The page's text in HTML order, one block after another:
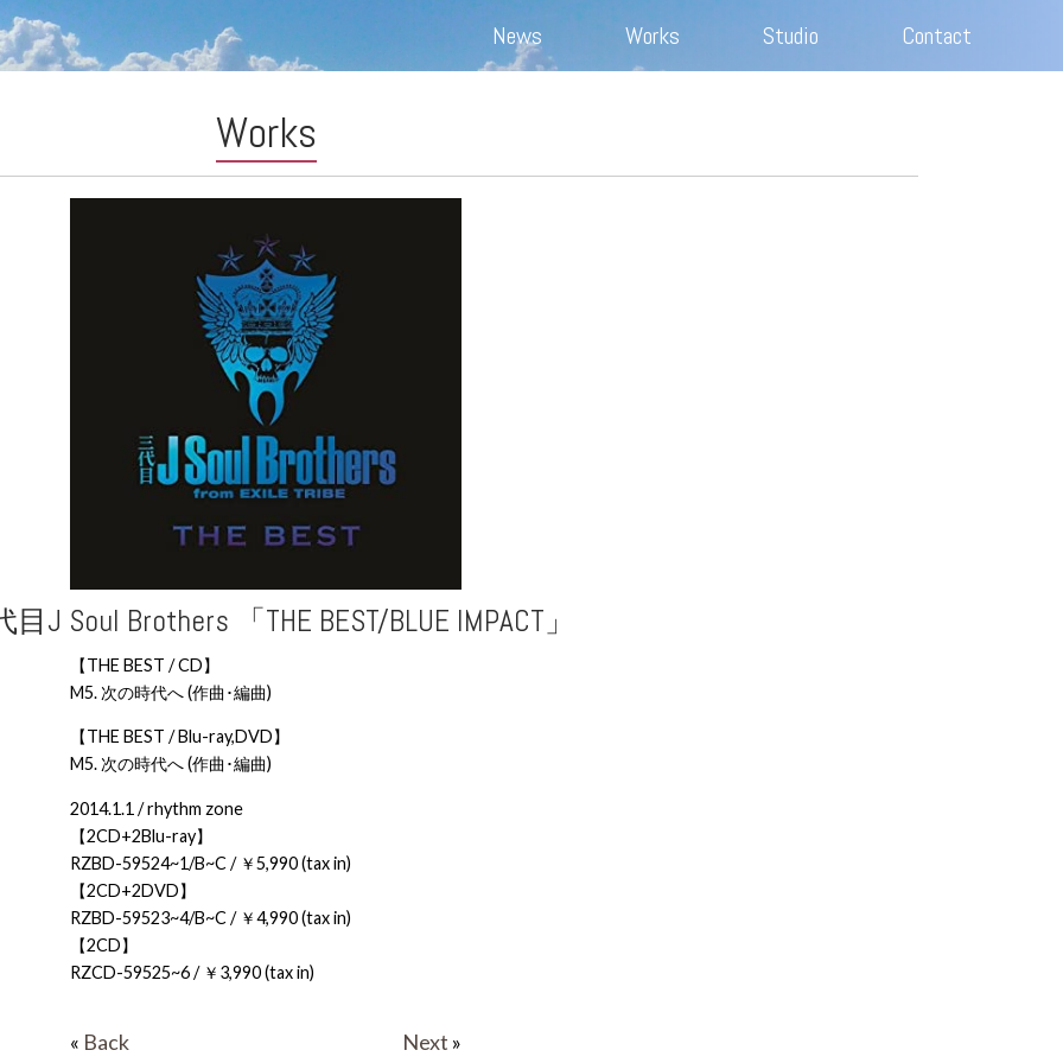
News Works Studio Contact
Works
目J Soul Brothers 「THE BEST/BLUE IMPACT」
【THE BEST / CD】
M5. 次の時代へ (作曲･編曲)
【THE BEST / Blu-ray,DVD】
M5. 次の時代へ (作曲･編曲)
2014.1.1 / rhythm zone
【2CD+2Blu-ray】
RZBD-59524~1/B~C / ￥5,990 (tax in)
【2CD+2DVD】
RZBD-59523~4/B~C / ￥4,990 (tax in)
【2CD】
RZCD-59525~6 / ￥3,990 (tax in)
« Back Next »